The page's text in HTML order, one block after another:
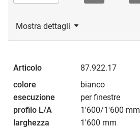
Mostra dettagli
87.922.17
bianco
per finestre
1'600/1'600 mm
1'600 mm